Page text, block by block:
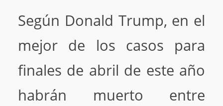
Según Donald Trump, en el
mejor de los casos para
finales de abril de este año
habrán muerto entre